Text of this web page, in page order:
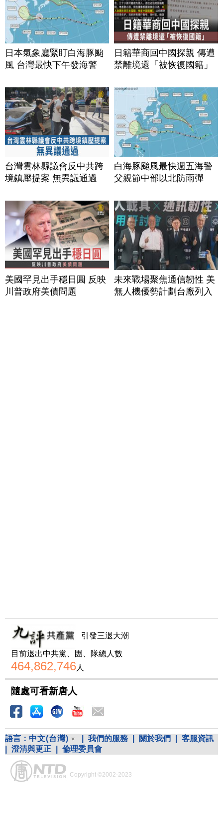
日本氣象廳緊盯白海豚颱
風 台灣最快下午發海警
日籍華商回中國探親 傳遭
禁離境還「被恢復國籍」
台灣雲林縣議會反中共跨
境鎮壓提案 無異議通過
白海豚颱風最快週五海警
父親節中部以北防雨彈
美國罕見出手穩日圓 反映
川普政府美債問題
未來戰場聚焦通信韌性 美
無人機優勢計劃台廠列入
引發三退大潮
目前退出中共黨、團、隊總人數
464,862,746人
隨處可看新唐人
語言： 中文(台灣) 我們的服務 關於我們
客服資訊
澄清與更正 倫理委員會
Copyright ©2002-2023